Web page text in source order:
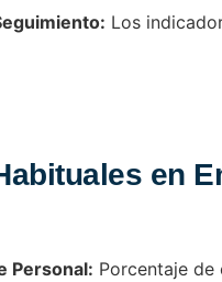
Los
en
Personal: Porcentaje de